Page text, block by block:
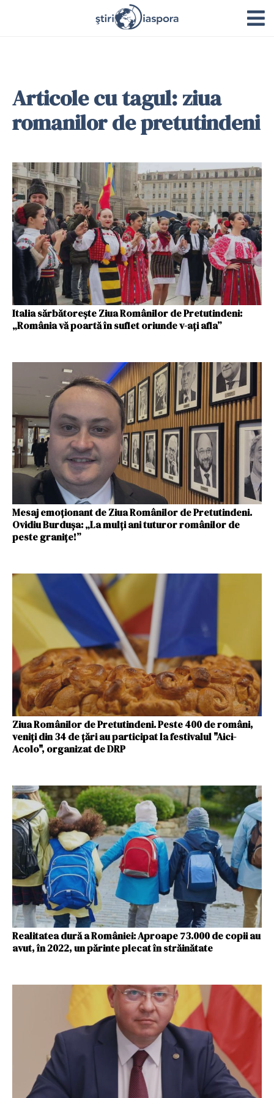
Articole cu tagul: ziua
romanilor de pretutindeni
Italia sărbătorește Ziua Românilor de Pretutindeni:
„România vă poartă în suflet oriunde v-ați afla”
Mesaj emoționant de Ziua Românilor de Pretutindeni.
Ovidiu Burdușa: „La mulți ani tuturor românilor de
peste granițe!”
Ziua Românilor de Pretutindeni. Peste 400 de români,
veniți din 34 de țări au participat la festivalul "Aici-
Acolo", organizat de DRP
Realitatea dură a României: Aproape 73.000 de copii au
avut, în 2022, un părinte plecat în străinătate